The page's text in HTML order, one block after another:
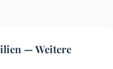
— Weitere